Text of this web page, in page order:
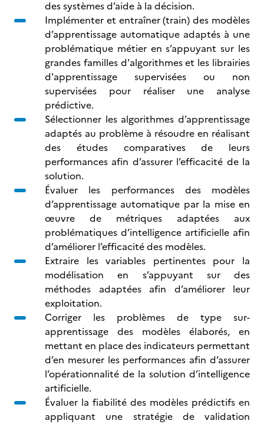
des systèmes d’aide à la décision.
Implémenter et entraîner (train) des modèles
d’apprentissage automatique adaptés à une
problématique métier en s’appuyant sur les
grandes familles d'algorithmes et les librairies
d'apprentissage supervisées ou non
supervisées pour réaliser une analyse
prédictive.
Sélectionner les algorithmes d’apprentissage
adaptés au problème à résoudre en réalisant
des études comparatives de leurs
performances afin d’assurer l’efficacité de la
solution.
Évaluer les performances des modèles
d’apprentissage automatique par la mise en
œuvre de métriques adaptées aux
problématiques d’intelligence artificielle afin
d’améliorer l’efficacité des modèles.
Extraire les variables pertinentes pour la
modélisation en s’appuyant sur des
méthodes adaptées afin d’améliorer leur
exploitation.
Corriger les problèmes de type sur-
apprentissage des modèles élaborés, en
mettant en place des indicateurs permettant
d’en mesurer les performances afin d’assurer
l’opérationnalité de la solution d’intelligence
artificielle.
Évaluer la fiabilité des modèles prédictifs en
appliquant une stratégie de validation